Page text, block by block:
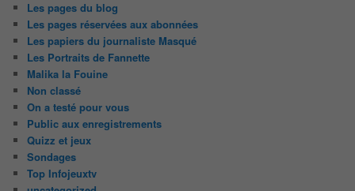
Les pages du blog
Les pages réservées aux abonnées
Les papiers du journaliste Masqué
Les Portraits de Fannette
Malika la Fouine
Non classé
On a testé pour vous
Public aux enregistrements
Quizz et jeux
Sondages
Top Infojeuxtv